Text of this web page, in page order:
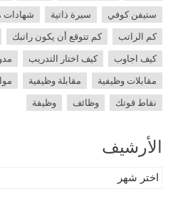
ستيفن كوفي سيرة ذاتية شهادات
كم الراتب كم تتوقع أن يكون راتبك
كيف اجاوب كيف اختار التدريب
مقابلات وظيفية مقابلة وظيفية
نقاط قوتك وظائف وظيفة
الأرشيف
الأرشيف